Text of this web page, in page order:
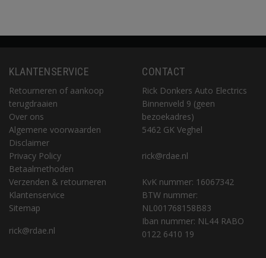
KLANTENSERVICE
Retourneren of aankoop
terugdraaien
Over ons
Algemene voorwaarden
Disclaimer
Privacy Policy
Betaalmethoden
Verzenden & retourneren
Klantenservice
Sitemap
rick@rdae.nl
CONTACT
Rick Donkers Auto Electrics
Binnenveld 9 (geen
bezoekadres)
5462 GK Veghel
rick@rdae.nl
KvK nummer: 16067342
BTW nummer:
NL001768158B83
Iban nummer: NL44 RABO
0122 6410 19